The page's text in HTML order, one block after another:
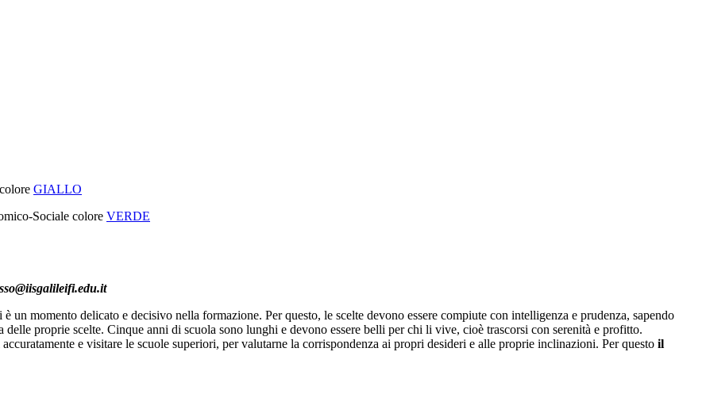
GIALLO
Sociale colore VERDE
un momento delicato e decisivo nella formazione. Per questo, le scelte devono essere compiute con intelligenza e prudenza, sapendo
proprie scelte. Cinque anni di scuola sono lunghi e devono essere belli per chi li vive, cioè trascorsi con serenità e profitto.
e visitare le scuole superiori, per valutarne la corrispondenza ai propri desideri e alle proprie inclinazioni. Per questo il